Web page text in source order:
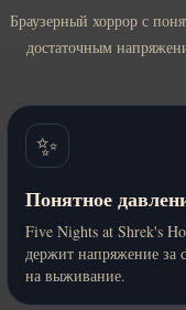
Браузерный хоррор с
достаточным
✨
Понятное
Five Nights at Shrek's
держит напряжение за
на выживание.